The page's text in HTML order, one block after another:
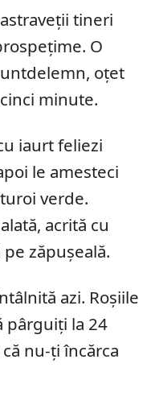
tineri
O
oțet
minute.
iaurt feliezi
le amesteci
verde.
acrită cu
zăpușeală.
azi. Roșiile
pârguiți la 24
nu-ți încărca